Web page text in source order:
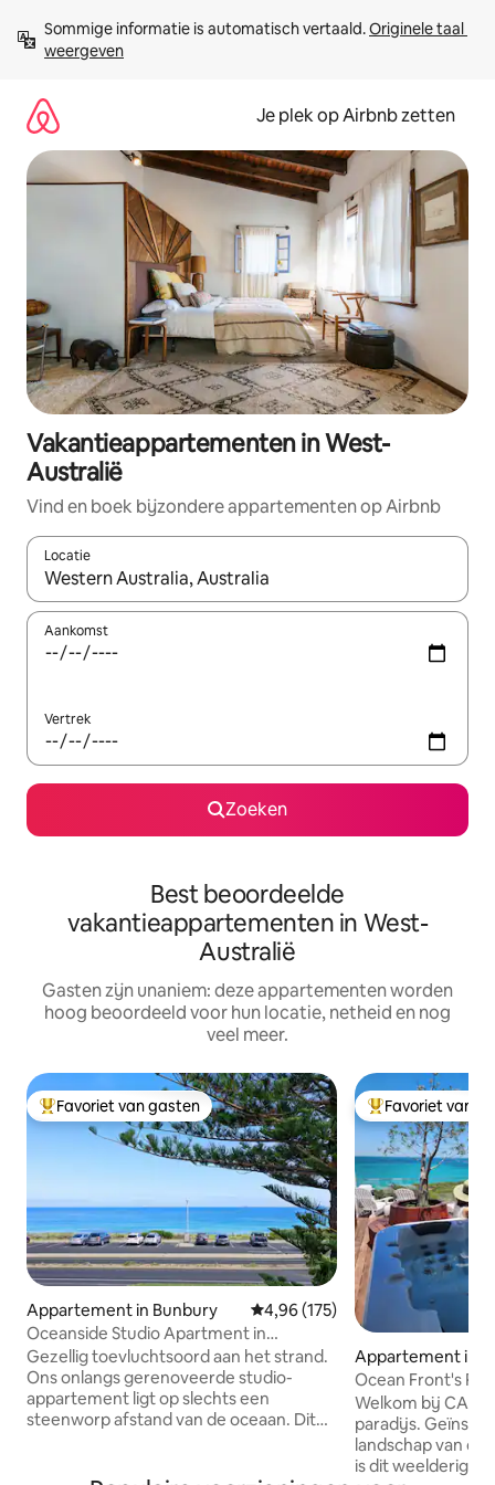
direct
naar
Sommige informatie is automatisch vertaald. Originele taal
weergeven
Je plek op Airbnb zetten
Vakantieappartementen in West-
Australië
Vind en boek bijzondere appartementen op Airbnb
Locatie
Wanneer er resultaten beschikbaar zijn, maak je een keuze
Aankomst
Vertrek
Zoeken
Best beoordeelde
vakantieappartementen in West-
Australië
Gasten zijn unaniem: deze appartementen worden
hoog beoordeeld voor hun locatie, netheid en nog
veel meer.
Topfavoriet van gasten
Favoriet van gasten
Appartement in Bunbury Gemiddelde beoordeling van
4,96 (175)
Oceanside Studio Apartment in
Bunbury, WA
Gezellig toevluchtsoord aan het strand.
Ons onlangs gerenoveerde studio-
appartement ligt op slechts een
steenworp afstand van de oceaan. Dit
Topfavoriet van
Favoriet van
Appartement in
ee
Ocean Front's
Welkom bij
paradijs.
landschap van de
is dit weelderige